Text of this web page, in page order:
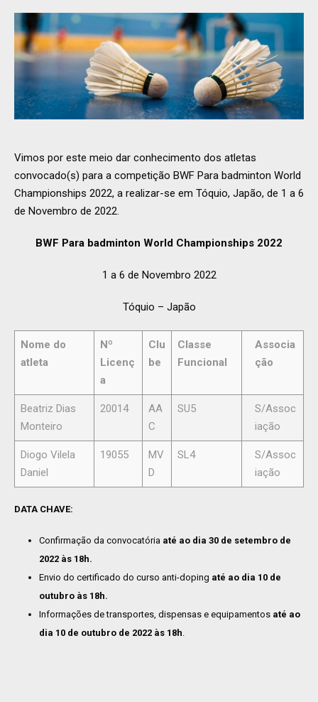
Vimos por este meio dar conhecimento dos atletas
convocado(s) para a competição BWF Para badminton World
Championships 2022, a realizar-se em Tóquio, Japão, de 1 a 6
de Novembro de 2022.
BWF Para badminton World Championships 2022
1 a 6 de Novembro 2022
Tóquio – Japão
Nome do
atleta
Nº
Licenç
a
Clu
be
Classe
Funcional
Associa
ção
Beatriz Dias
Monteiro
20014
AA
C
SU5
S/Assoc
iação
Diogo Vilela
Daniel
19055
MV
D
SL4
S/Assoc
iação
DATA CHAVE:
Confirmação da convocatória até ao dia 30 de setembro de
2022 às 18h.
Envio do certificado do curso anti-doping até ao dia 10 de
outubro às 18h.
Informações de transportes, dispensas e equipamentos até ao
dia 10 de outubro de 2022 às 18h.